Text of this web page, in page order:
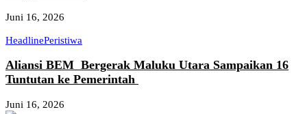
Juni 16, 2026
HeadlinePeristiwa
Aliansi BEM Bergerak Maluku Utara Sampaikan 16
Tuntutan ke Pemerintah
Juni 16, 2026